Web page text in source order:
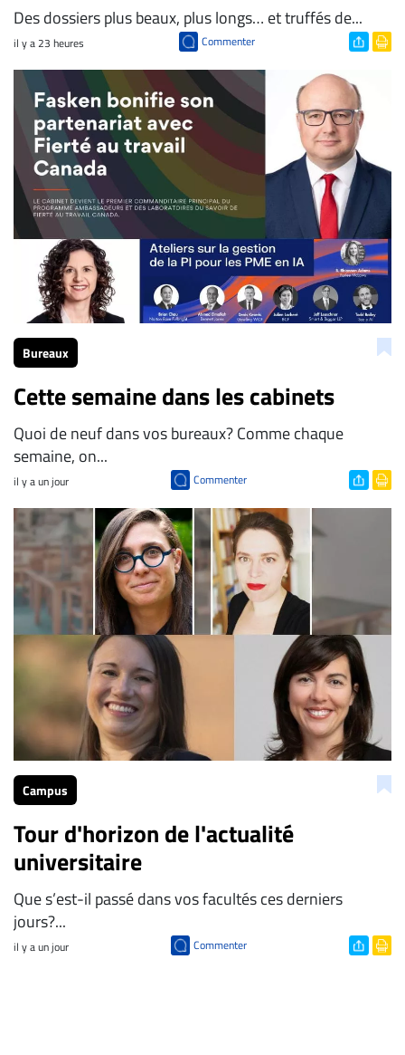
Des dossiers plus beaux, plus longs… et truffés de...
il y a 23 heures Commenter
Bureaux
Cette semaine dans les cabinets
Quoi de neuf dans vos bureaux? Comme chaque
semaine, on...
il y a un jour Commenter
Campus
Tour d'horizon de l'actualité
universitaire
Que s’est-il passé dans vos facultés ces derniers
jours?...
il y a un jour Commenter